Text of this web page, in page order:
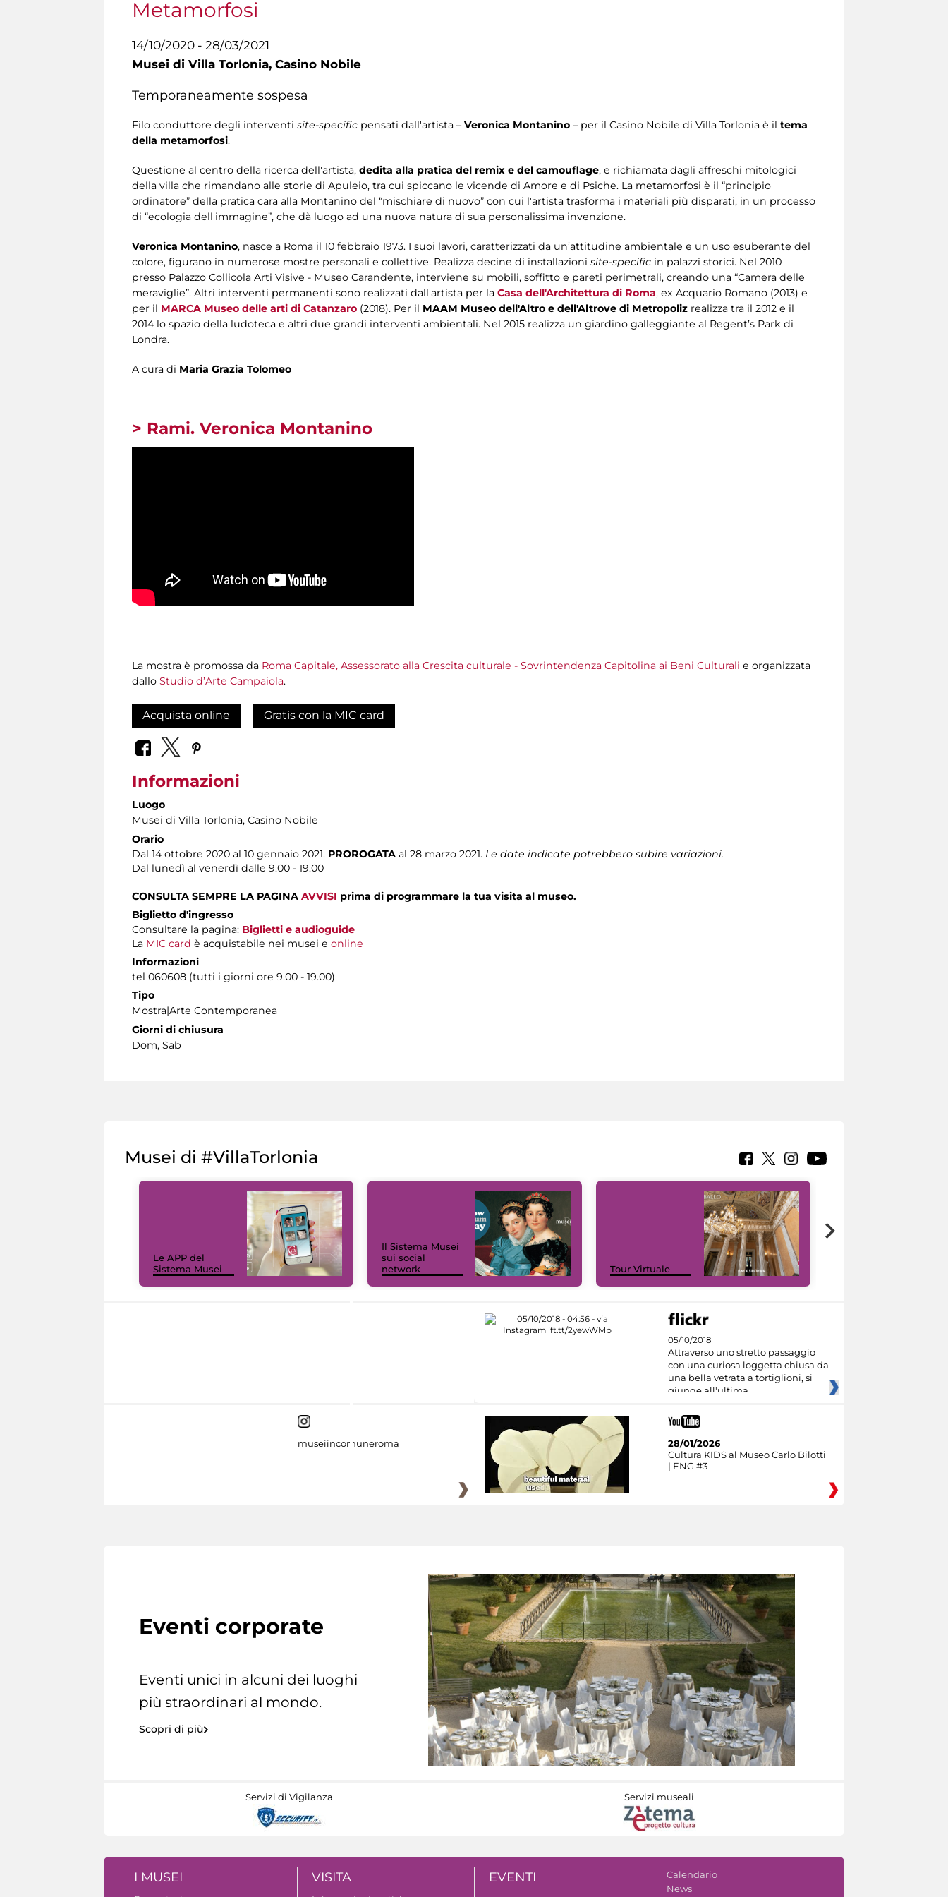
Metamorfosi
14/10/2020 - 28/03/2021
Musei di Villa Torlonia, Casino Nobile
Temporaneamente sospesa
Filo conduttore degli interventi site-specific pensati dall'artista – Veronica Montanino – per il Casino Nobile di Villa Torlonia è il tema
della metamorfosi.
Questione al centro della ricerca dell'artista, dedita alla pratica del remix e del camouflage, e richiamata dagli affreschi mitologici
della villa che rimandano alle storie di Apuleio, tra cui spiccano le vicende di Amore e di Psiche. La metamorfosi è il “principio
ordinatore” della pratica cara alla Montanino del “mischiare di nuovo” con cui l'artista trasforma i materiali più disparati, in un processo
di “ecologia dell'immagine”, che dà luogo ad una nuova natura di sua personalissima invenzione.
Veronica Montanino, nasce a Roma il 10 febbraio 1973. I suoi lavori, caratterizzati da un’attitudine ambientale e un uso esuberante del
colore, figurano in numerose mostre personali e collettive. Realizza decine di installazioni site-specific in palazzi storici. Nel 2010
presso Palazzo Collicola Arti Visive - Museo Carandente, interviene su mobili, soffitto e pareti perimetrali, creando una “Camera delle
meraviglie”. Altri interventi permanenti sono realizzati dall'artista per la Casa dell'Architettura di Roma, ex Acquario Romano (2013) e
per il MARCA Museo delle arti di Catanzaro (2018). Per il MAAM Museo dell'Altro e dell'Altrove di Metropoliz realizza tra il 2012 e il
2014 lo spazio della ludoteca e altri due grandi interventi ambientali. Nel 2015 realizza un giardino galleggiante al Regent’s Park di
Londra.
A cura di Maria Grazia Tolomeo
> Rami. Veronica Montanino
La mostra è promossa da Roma Capitale, Assessorato alla Crescita culturale - Sovrintendenza Capitolina ai Beni Culturali e organizzata
dallo Studio d’Arte Campaiola.
Acquista online Gratis con la MIC card
Informazioni
Luogo
Musei di Villa Torlonia, Casino Nobile
Orario
Dal 14 ottobre 2020 al 10 gennaio 2021. PROROGATA al 28 marzo 2021. Le date indicate potrebbero subire variazioni.
Dal lunedì al venerdì dalle 9.00 - 19.00
CONSULTA SEMPRE LA PAGINA AVVISI prima di programmare la tua visita al museo.
Biglietto d'ingresso
Consultare la pagina: Biglietti e audioguide
La MIC card è acquistabile nei musei e online
Informazioni
tel 060608 (tutti i giorni ore 9.00 - 19.00)
Tipo
Mostra|Arte Contemporanea
Giorni di chiusura
Dom, Sab
Musei di #VillaTorlonia
Le APP del
Sistema Musei
Il Sistema Musei
sui social
network
Tour Virtuale
05/10/2018
Attraverso uno stretto passaggio
con una curiosa loggetta chiusa da
una bella vetrata a tortiglioni, si
giunge all'ultima
museiincomuneroma
28/01/2026
Cultura KIDS al Museo Carlo Bilotti
| ENG #3
Eventi corporate
Eventi unici in alcuni dei luoghi
più straordinari al mondo.
Scopri di più
Servizi di Vigilanza Servizi museali
I MUSEI VISITA EVENTI
Calendario
News